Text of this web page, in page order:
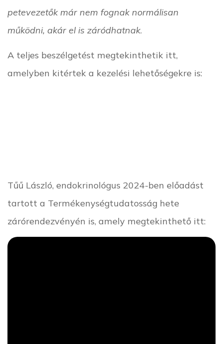
petevezetők már nem fognak normálisan
működni, akár el is záródhatnak.
A teljes beszélgetést megtekinthetik itt,
amelyben kitértek a kezelési lehetőségekre is:
Tűű László, endokrinológus 2024-ben előadást
tartott a Termékenységtudatosság hete
zárórendezvényén is, amely megtekinthető itt: